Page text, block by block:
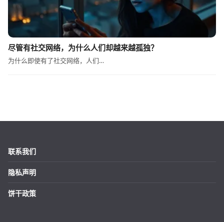
尽管有社交网络，为什么人们却越来越孤独？
为什么即使有了社交网络，人们…
联系我们
隐私声明
饼干政策